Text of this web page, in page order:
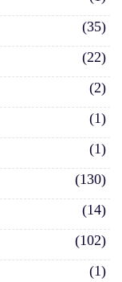
(35)
(22)
(2)
(1)
(1)
(130)
(14)
(102)
(1)